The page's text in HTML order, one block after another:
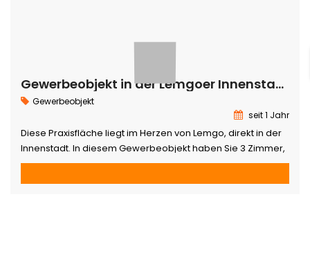
Gewerbeobjekt in der Lemgoer Innenstadt
Gewerbeobjekt
seit 1 Jahr
Diese Praxisfläche liegt im Herzen von Lemgo, direkt in der
Innenstadt. In diesem Gewerbeobjekt haben Sie 3 Zimmer,
sowie ein Gäste WC. Dieses Objekt kann sowohl als Büro